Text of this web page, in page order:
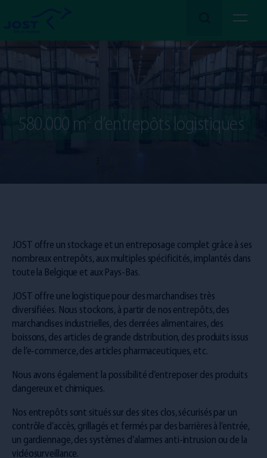
Services
Rejoignez-nous !
580.000 m 2 d’entrepôts logistiques
JOST offre un stockage et un entreposage complet grâce à ses
nombreux entrepôts, aux multiples spécificités, implantés dans
toute la Belgique et aux Pays-Bas.
JOST offre une logistique pour des marchandises très
diversifiées. Nous stockons, à partir de nos entrepôts, des
marchandises industrielles, des denrées alimentaires, des
boissons, des articles de grande distribution, des produits issus
de l’e-commerce, des articles pharmaceutiques, etc.
Nous avons également la possibilité d’entreposer des produits
dangereux et chimiques.
Nos entrepôts sont situés sur des sites clos, sécurisés par un
contrôle d’accès, grillagés et fermés par des barrières à l’entrée,
un gardiennage, des systèmes d’alarmes anti-intrusion ou de la
vidéosurveillance.